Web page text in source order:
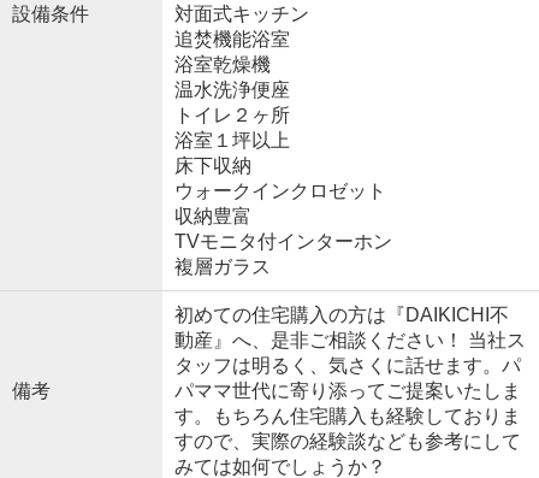
設備条件
対面式キッチン
追焚機能浴室
浴室乾燥機
温水洗浄便座
トイレ２ヶ所
浴室１坪以上
床下収納
ウォークインクロゼット
収納豊富
TVモニタ付インターホン
複層ガラス
備考
初めての住宅購入の方は『DAIKICHI不
動産』へ、是非ご相談ください！ 当社ス
タッフは明るく、気さくに話せます。パ
パママ世代に寄り添ってご提案いたしま
す。もちろん住宅購入も経験しておりま
すので、実際の経験談なども参考にして
みては如何でしょうか？